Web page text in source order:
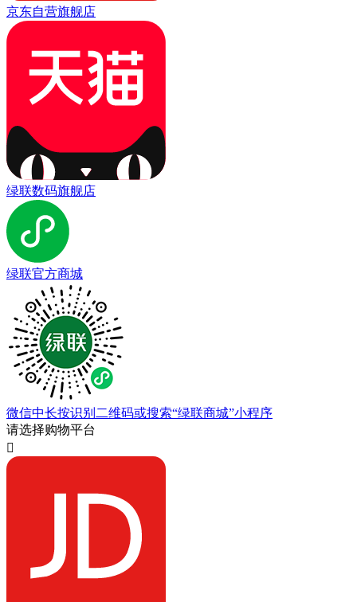
京东自营旗舰店
绿联数码旗舰店
绿联官方商城
微信中长按识别二维码或搜索“绿联商城”小程序
请选择购物平台
